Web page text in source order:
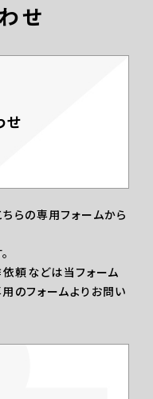
せ
せ
らの専用フォームから
依頼などは当フォーム
のフォームよりお問い